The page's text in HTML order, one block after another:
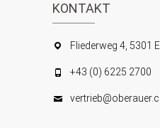
KONTAKT
Fliederweg 4, 5301
+43 (0) 6225 2700